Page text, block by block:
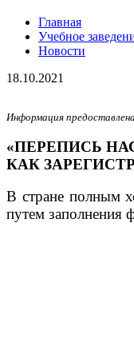
Главная
Учебное
Новости
18.10.2021
Информация
«ПЕРЕПИСЬ
КАК
В стране полным
путем заполнения